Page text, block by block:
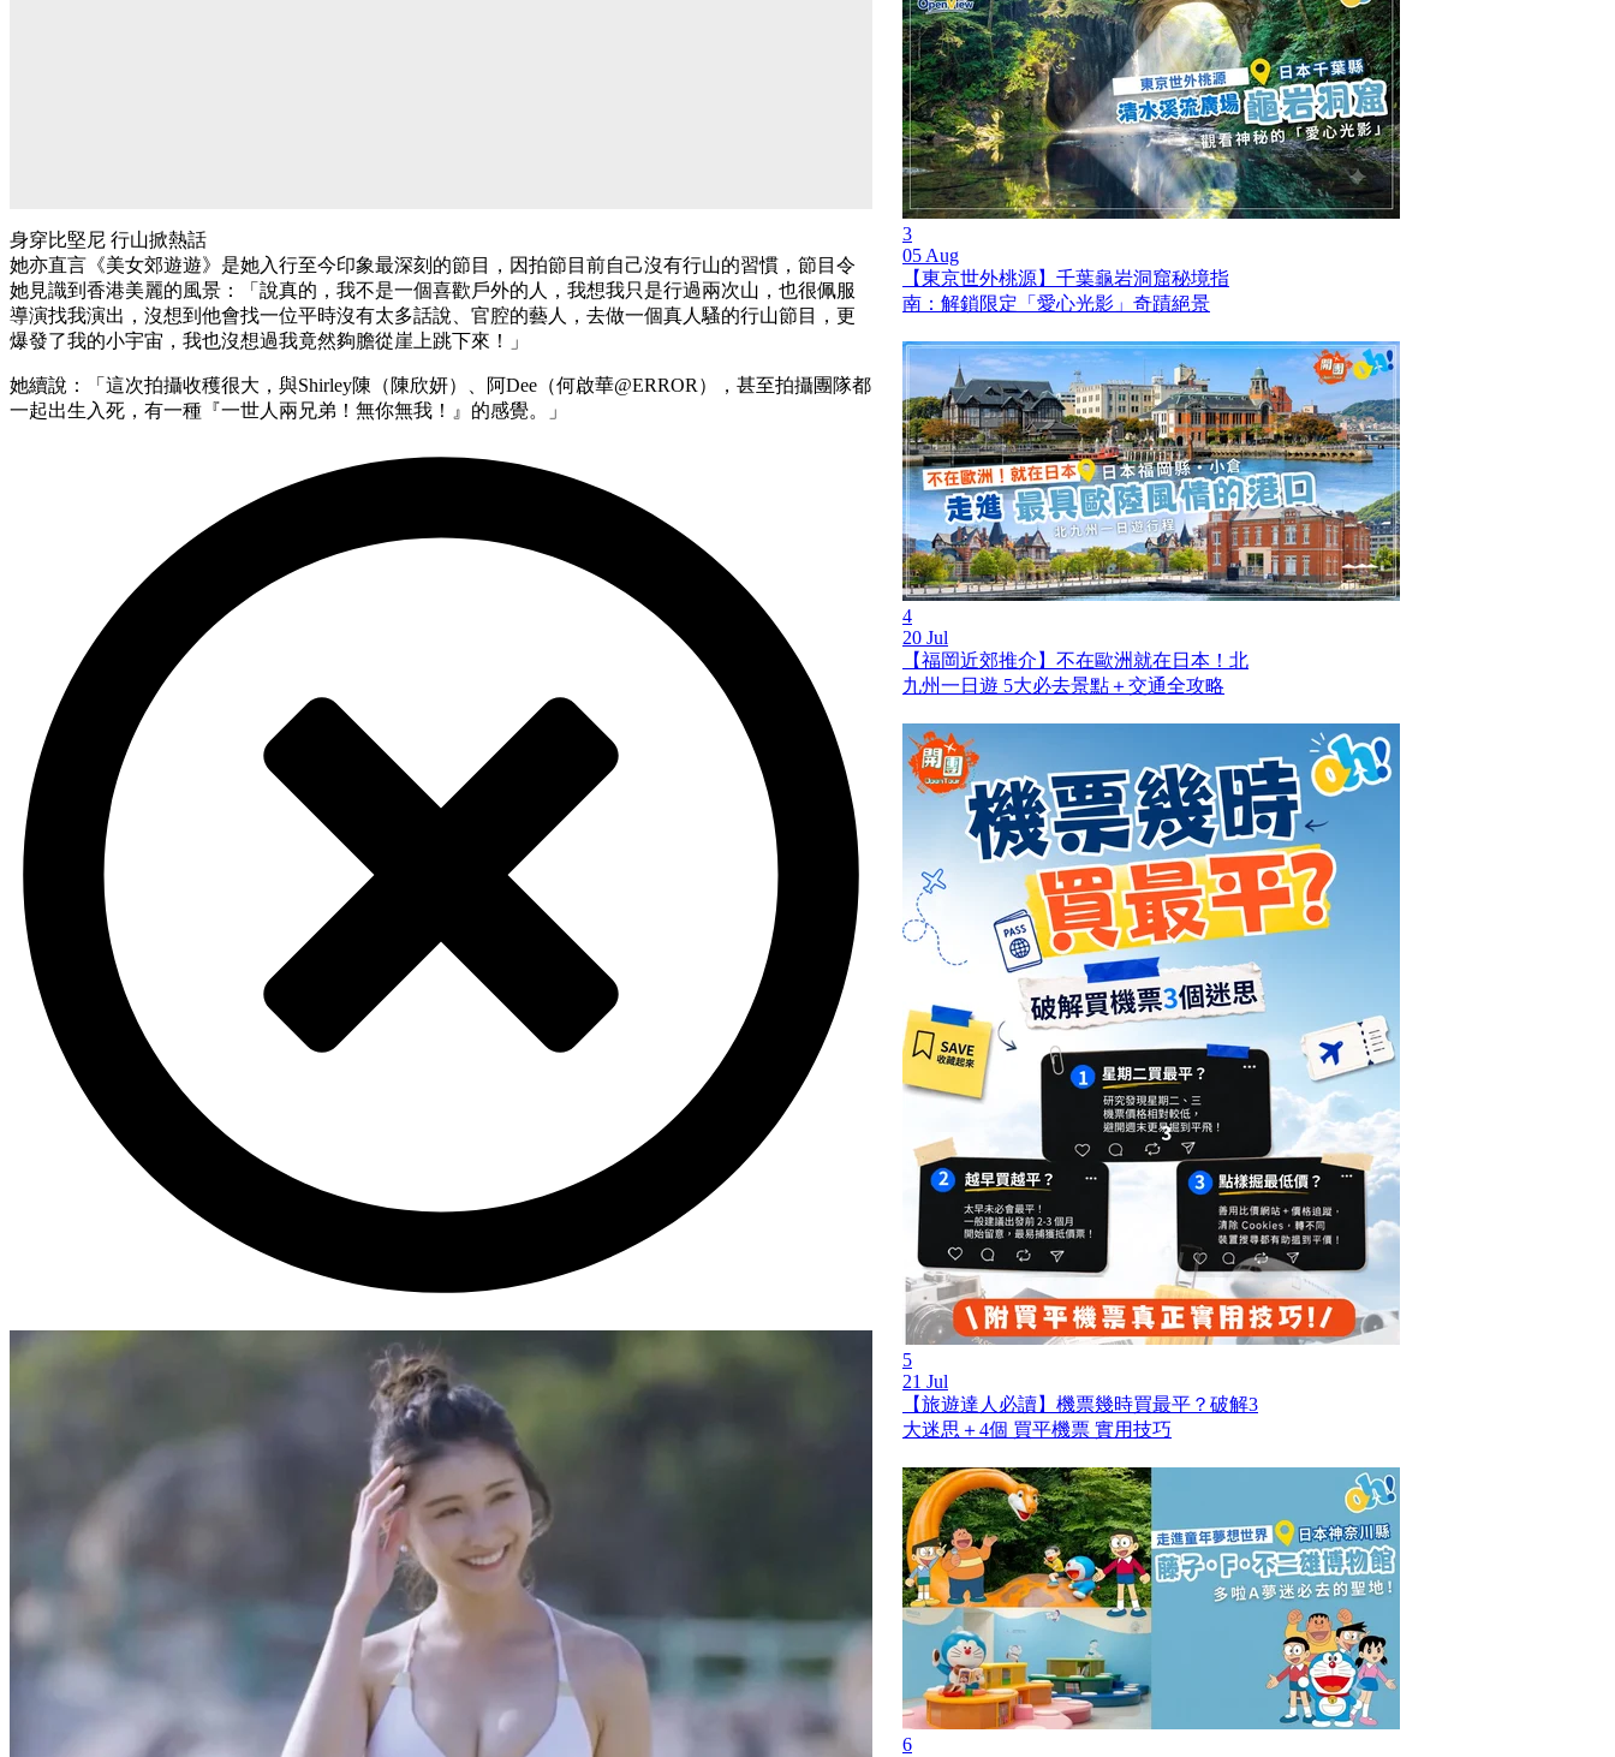
身穿比堅尼 行山掀熱話
她亦直言《美女郊遊遊》是她入行至今印象最深刻的節目，因拍節目前自己沒有行山的習慣，節目令
她見識到香港美麗的風景：「說真的，我不是一個喜歡戶外的人，我想我只是行過兩次山，也很佩服
導演找我演出，沒想到他會找一位平時沒有太多話說、官腔的藝人，去做一個真人騷的行山節目，更
爆發了我的小宇宙，我也沒想過我竟然夠膽從崖上跳下來！」
她續說：「這次拍攝收穫很大，與Shirley陳（陳欣妍）、阿Dee（何啟華@ERROR），甚至拍攝團隊都
一起出生入死，有一種『一世人兩兄弟！無你無我！』的感覺。」
3
05 Aug
【東京世外桃源】千葉龜岩洞窟秘境指
南：解鎖限定「愛心光影」奇蹟絕景
4
20 Jul
【福岡近郊推介】不在歐洲就在日本！北
九州一日遊 5大必去景點＋交通全攻略
5
21 Jul
【旅遊達人必讀】機票幾時買最平？破解3
大迷思＋4個 買平機票 實用技巧
6